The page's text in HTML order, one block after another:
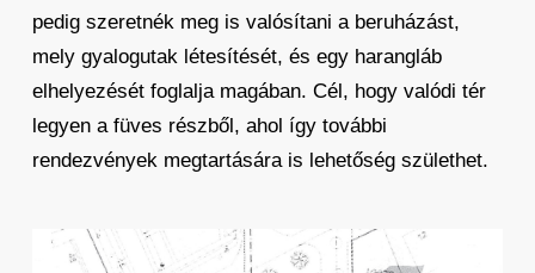
pedig szeretnék meg is valósítani a beruházást,
mely gyalogutak létesítését, és egy harangláb
elhelyezését foglalja magában. Cél, hogy valódi tér
legyen a füves részből, ahol így további
rendezvények megtartására is lehetőség születhet.